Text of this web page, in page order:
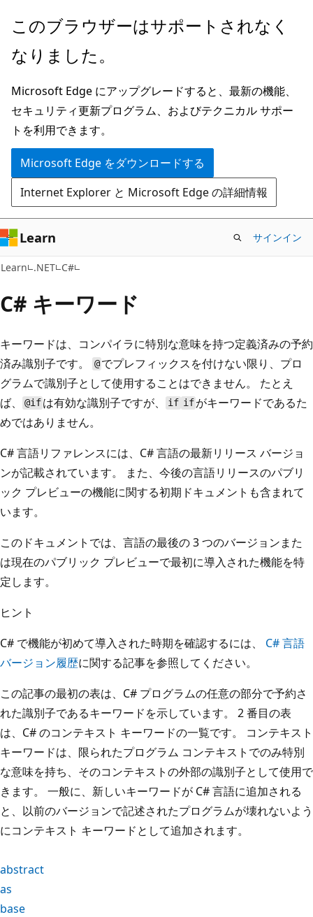
メ
ン
ン
テ
ン
ツ
に
ス
キ
ッ
プ
このブラウザーはサポートされなく
なりました。
Microsoft Edge にアップグレードすると、最新の機能、
セキュリティ更新プログラム、およびテクニカル サポー
トを利用できます。
Microsoft Edge をダウンロードする
Internet Explorer と Microsoft Edge の詳細情報
Learn サインイン
Learn .NET C#
C# キーワード
キーワードは、コンパイラに特別な意味を持つ定義済みの予約
済み識別子です。
@ でプレフィックスを付けない限り、プロ
グラムで識別子として使用することはできません。 たとえ
ば、
@if は有効な識別子ですが、 if if がキーワードであるた
めではありません。
C# 言語リファレンスには、C# 言語の最新リリース バージョ
ンが記載されています。 また、今後の言語リリースのパブリ
ック プレビューの機能に関する初期ドキュメントも含まれて
います。
このドキュメントでは、言語の最後の 3 つのバージョンまた
は現在のパブリック プレビューで最初に導入された機能を特
定します。
ヒント
C# で機能が初めて導入された時期を確認するには、 C# 言語
バージョン履歴に関する記事を参照してください。
この記事の最初の表は、C# プログラムの任意の部分で予約さ
れた識別子であるキーワードを示しています。 2 番目の表
は、C# のコンテキスト キーワードの一覧です。 コンテキスト
キーワードは、限られたプログラム コンテキストでのみ特別
な意味を持ち、そのコンテキストの外部の識別子として使用で
きます。 一般に、新しいキーワードが C# 言語に追加される
と、以前のバージョンで記述されたプログラムが壊れないよう
にコンテキスト キーワードとして追加されます。
abstract
as
base